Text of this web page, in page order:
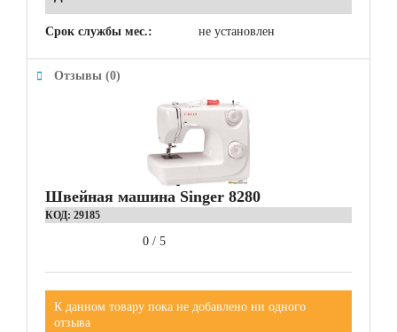
Срок службы мес.: не установлен
Отзывы (0)
Швейная машина Singer 8280
КОД: 29185
0 / 5
К данном товару пока не добавлено ни одного
отзыва